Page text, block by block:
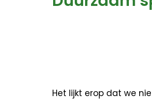
Het lijkt erop dat we